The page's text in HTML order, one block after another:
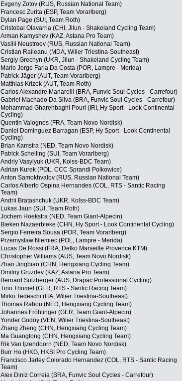
Evgeny Zotov (RUS, Russian National Team)
Francesc Zurita (ESP, Team Vorarlberg)
Dylan Page (SUI, Team Roth)
Cristobal Olavarria (CHI, Jilun - Shakeland Cycling Team)
Arman Kamyshev (KAZ, Astana Pro Team)
Vasilii Neustroev (RUS, Russian National Team)
Cristian Raileanu (MDA, Wilier Triestina-Southeast)
Sergiy Grechyn (UKR, Jilun - Shakeland Cycling Team)
Mario Jorge Faria Da Costa (POR, Lampre - Merida)
Patrick Jäger (AUT, Team Vorarlberg)
Matthias Krizek (AUT, Team Roth)
Carlos Alexandre Manarelli (BRA, Funvic Soul Cycles - Carrefour)
Gabriel Machado Da Silva (BRA, Funvic Soul Cycles - Carrefour)
Mohammad Gharehbaghi Pouri (IRI, Hy Sport - Look Continental
Cycling)
Quentin Valognes (FRA, Team Novo Nordisk)
Daniel Dominguez Barragan (ESP, Hy Sport - Look Continental
Cycling)
Brian Kamstra (NED, Team Novo Nordisk)
Patrick Schelling (SUI, Team Vorarlberg)
Andriy Vasylyuk (UKR, Kolss-BDC Team)
Adrian Kurek (POL, CCC Sprandi Polkowice)
Anton Samokhvalov (RUS, Russian National Team)
Carlos Alberto Ospina Hernandes (COL, RTS - Santic Racing
Team)
Andrii Bratashchuk (UKR, Kolss-BDC Team)
Lukas Jaun (SUI, Team Roth)
Jochem Hoekstra (NED, Team Giant-Alpecin)
Bieken Nazaerbieke (CHN, Hy Sport - Look Continental Cycling)
Sergio Ferreira Sousa (POR, Team Vorarlberg)
Przemyslaw Niemiec (POL, Lampre - Merida)
Lucas De Rossi (FRA, Delko Marseille Provence KTM)
Christopher Williams (AUS, Team Novo Nordisk)
Zhao Jingbiao (CHN, Hengxiang Cycling Team)
Dmitriy Gruzdev (KAZ, Astana Pro Team)
Bernard Sulzberger (AUS, Drapac Professional Cycling)
Tino Thömel (GER, RTS - Santic Racing Team)
Mirko Tedeschi (ITA, Wilier Triestina-Southeast)
Thomas Rabou (NED, Hengxiang Cycling Team)
Johannes Fröhlinger (GER, Team Giant-Alpecin)
Yonder Godoy (VEN, Wilier Triestina-Southeast)
Zhang Zheng (CHN, Hengxiang Cycling Team)
Ma Guangtong (CHN, Hengxiang Cycling Team)
Rik Van Ijzendoorn (NED, Team Novo Nordisk)
Burr Ho (HKG, HKSI Pro Cycling Team)
Francisco Jarley Colorado Hernandez (COL, RTS - Santic Racing
Team)
Alex Diniz Correia (BRA, Funvic Soul Cycles - Carrefour)